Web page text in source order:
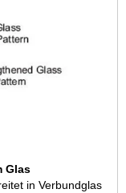
Glas
in Verbundglas